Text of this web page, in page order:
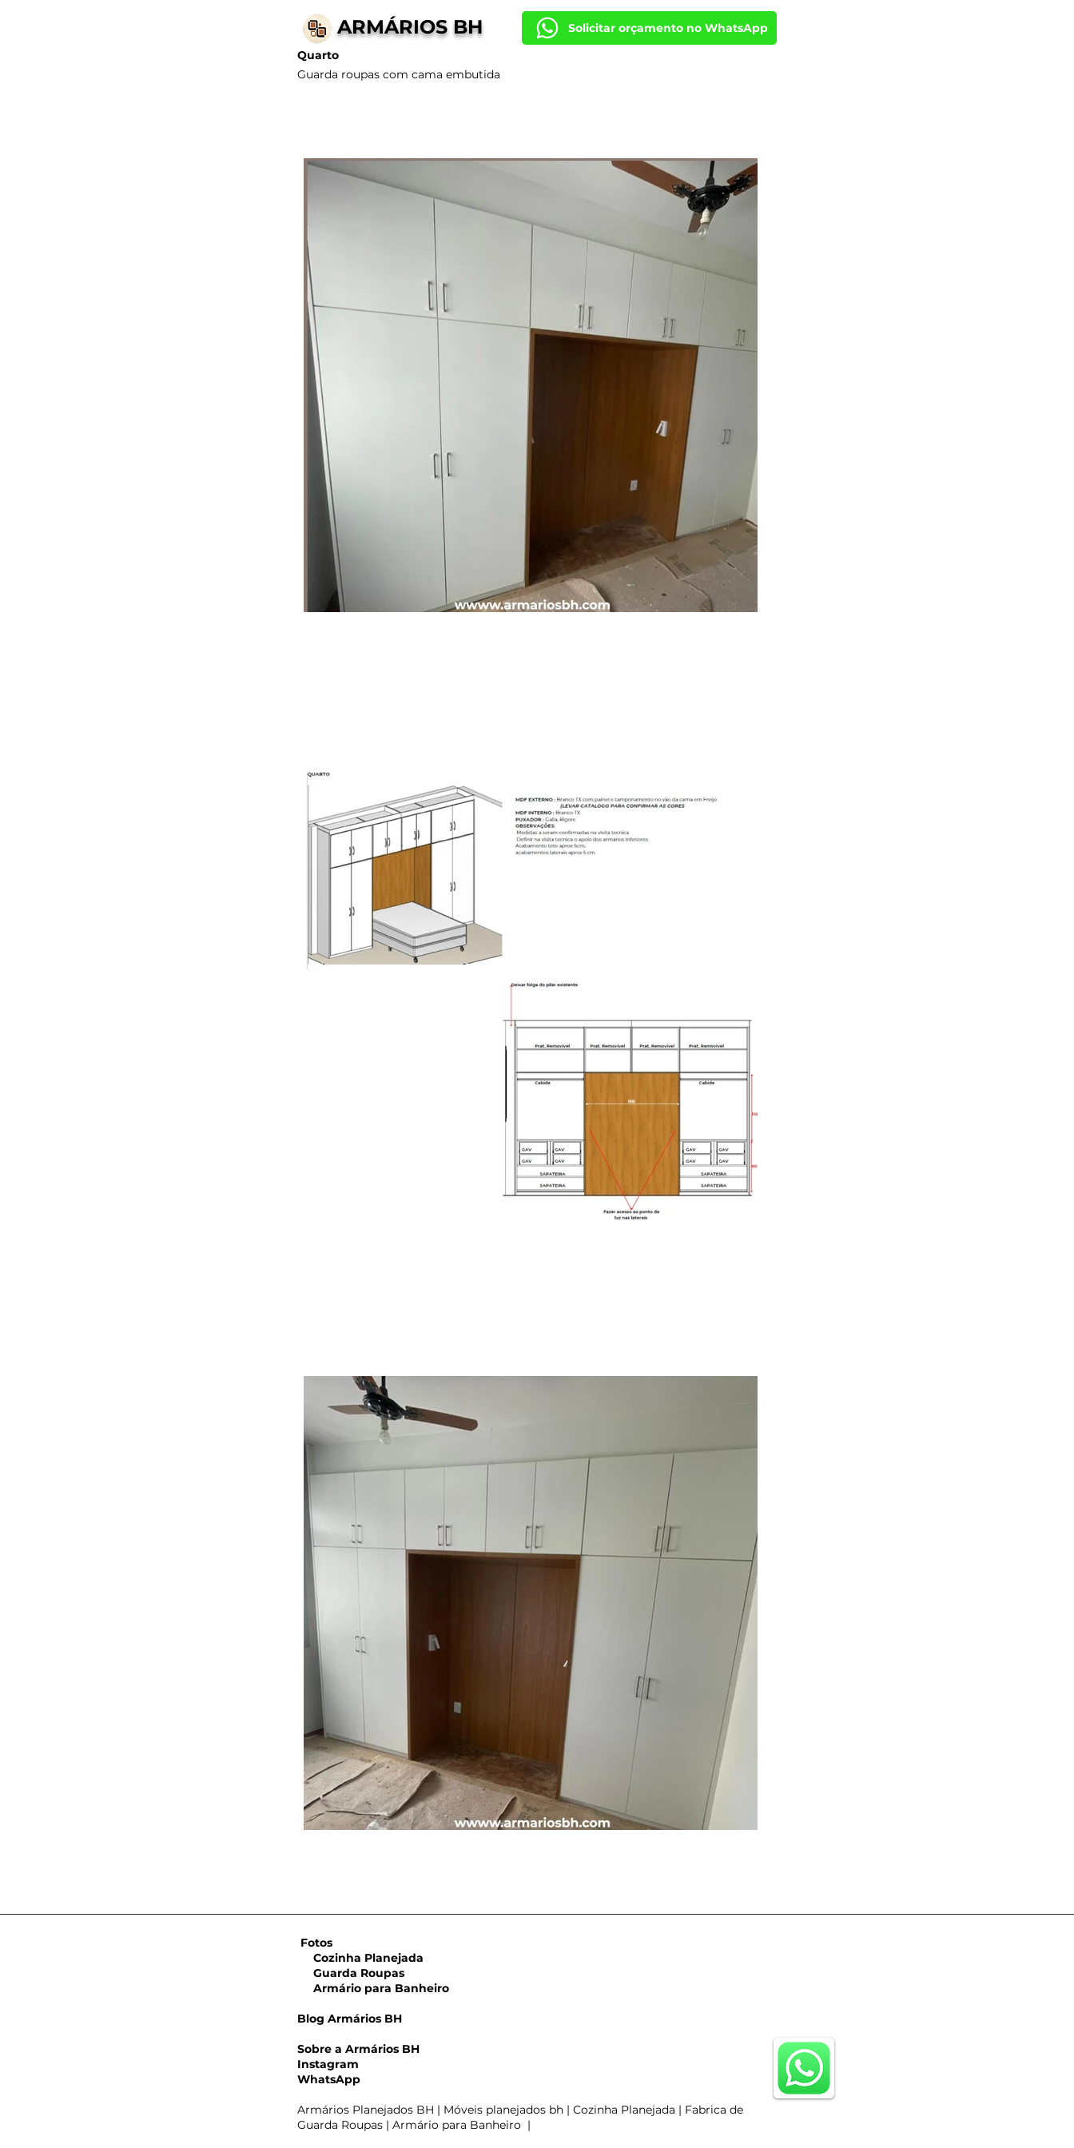
ARMÁRIOS BH
Solicitar orçamento no WhatsApp
Quarto
Guarda roupas com cama embutida
Fotos
Cozinha Planejada
Guarda Roupas
Armário para Banheiro
Blog Armários BH
Sobre a Armários BH
Instagram
WhatsApp
Armários Planejados BH | Móveis planejados bh | Cozinha Planejada | Fabrica de
Guarda Roupas | Armário para Banheiro |